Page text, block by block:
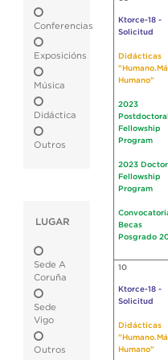
Conferencias
Exposicións
Música
Didáctica
Outros
LUGAR
Sede A
Coruña
Sede
Vigo
Outros
Ktorce-18 -
Solicitud
Didácticas
Humano"
2023
Postdoctoral
Fellowship
Program
2023
Fellowship
Program
Becas
Posgrado
10
Ktorce-18 -
Solicitud
Didácticas
Humano"